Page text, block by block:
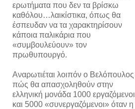
ερωτήματα που δεν τα βρίσκω
καθόλου…λαικίστικα, όπως θα
έσπευδαν να τα χαρακτηρίσουν
κάποια παλικάρια που
«συμβουλεύουν» τον
πρωθυπουργό.
Aναρωτιέται λοιπόν ο Βελόπουλος
πώς θα απασχοληθούν στην
ελληνική μονάδα 1000 εργαζόμενοι
και 5000 «συνεργαζόμενοι» όταν η